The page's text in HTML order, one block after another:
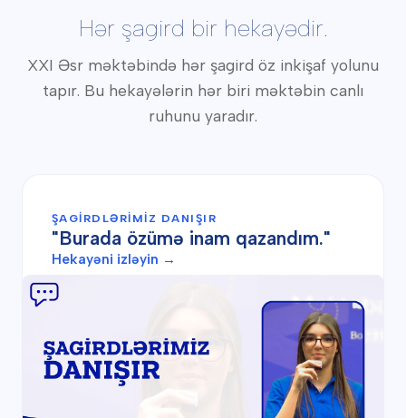
Hər şagird bir hekayədir.
XXI Əsr məktəbində hər şagird öz inkişaf yolunu
tapır. Bu hekayələrin hər biri məktəbin canlı
ruhunu yaradır.
ŞAGIRDLƏRIMIZ DANIŞIR
"Burada özümə inam qazandım."
Hekayəni izləyin →